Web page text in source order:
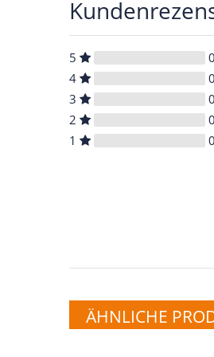
5
0
4
0
3
0
2
0
1
0
ÄHNLICHE